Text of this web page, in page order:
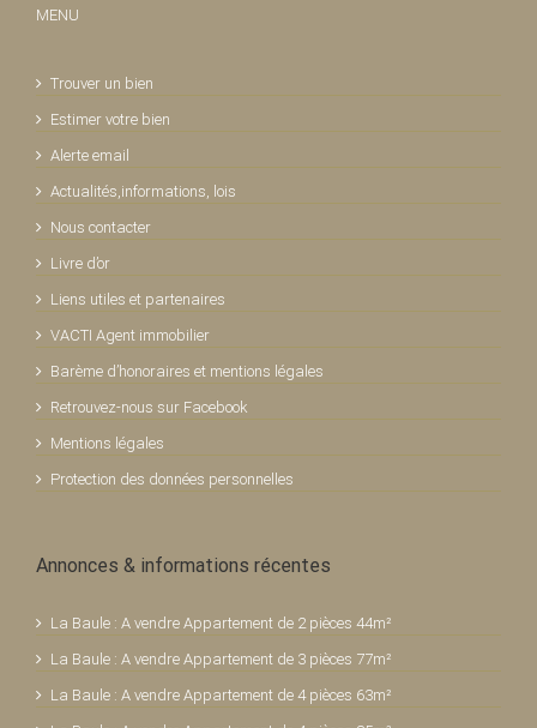
MENU
Trouver un bien
Estimer votre bien
Alerte email
Actualités,informations, lois
Nous contacter
Livre d’or
Liens utiles et partenaires
VACTI Agent immobilier
Barème d’honoraires et mentions légales
Retrouvez-nous sur Facebook
Mentions légales
Protection des données personnelles
Annonces & informations récentes
La Baule : A vendre Appartement de 2 pièces 44m²
La Baule : A vendre Appartement de 3 pièces 77m²
La Baule : A vendre Appartement de 4 pièces 63m²